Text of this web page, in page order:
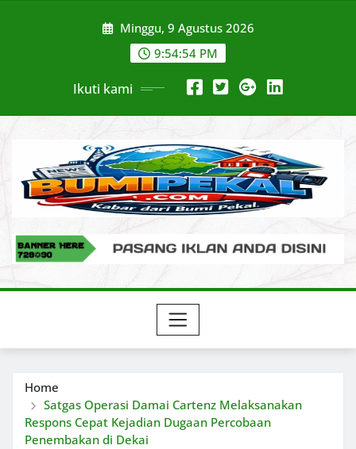
Minggu, 9 Agustus 2026
9:54:55 PM
Ikuti kami
Home
Satgas Operasi Damai Cartenz Melaksanakan
Respons Cepat Kejadian Dugaan Percobaan
Penembakan di Dekai